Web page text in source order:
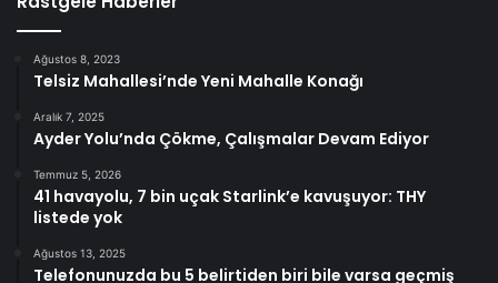
Ağustos 8, 2023
Telsiz Mahallesi’nde Yeni Mahalle Konağı
Aralık 7, 2025
Ayder Yolu’nda Çökme, Çalışmalar Devam Ediyor
Temmuz 5, 2026
41 havayolu, 7 bin uçak Starlink’e kavuşuyor: THY
listede yok
Ağustos 13, 2025
Telefonunuzda bu 5 belirtiden biri bile varsa geçmiş